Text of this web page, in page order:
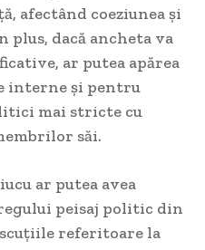
afectând coeziunea și
dacă ancheta va
ar putea apărea
interne și pentru
mai stricte cu
săi.
ar putea avea
peisaj politic din
referitoare la